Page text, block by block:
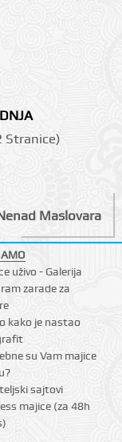
Strаnicе)
Maslovara
uživo - Galerija
zarade za
kako je nastao
su Vam majice
sajtovi
majice (za 48h